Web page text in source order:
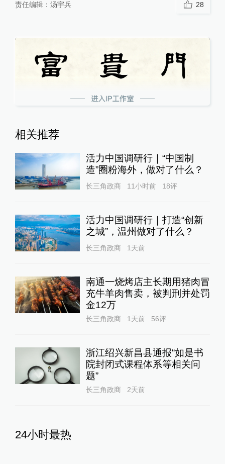
责任编辑： 汤宇兵 28
相关推荐
活力中国调研行｜“中国制
造”圈粉海外，做对了什么？
长三角政商 11小时前 18评
活力中国调研行｜打造“创新
之城”，温州做对了什么？
长三角政商 1天前
南通一烧烤店主长期用猪肉冒
充牛羊肉售卖，被判刑并处罚
金12万
长三角政商 1天前 56评
浙江绍兴新昌县通报“如是书
院封闭式课程体系等相关问
题”
长三角政商 2天前
24小时最热